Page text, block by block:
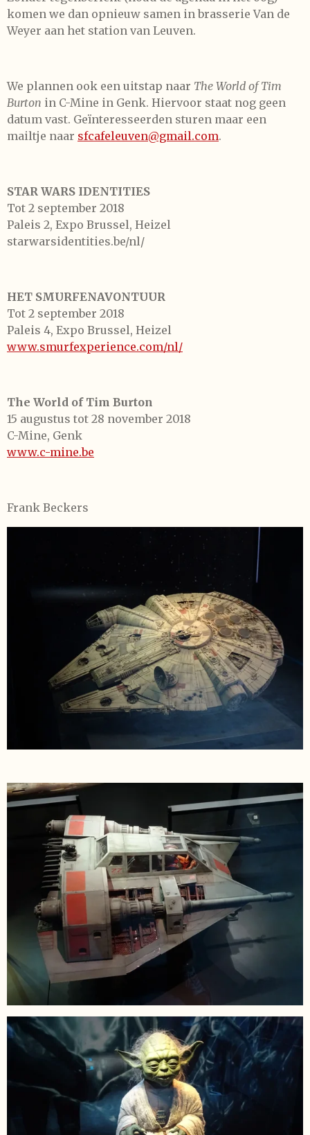
komen we dan opnieuw samen in brasserie Van de
Weyer aan het station van Leuven.
We plannen ook een uitstap naar The World of Tim
Burton in C-Mine in Genk. Hiervoor staat nog geen
datum vast. Geïnteresseerden sturen maar een
mailtje naar sfcafeleuven@gmail.com.
STAR WARS IDENTITIES
Tot 2 september 2018
Paleis 2, Expo Brussel, Heizel
starwarsidentities.be/nl/
HET SMURFENAVONTUUR
Tot 2 september 2018
Paleis 4, Expo Brussel, Heizel
www.smurfexperience.com/nl/
The World of Tim Burton
15 augustus tot 28 november 2018
C-Mine, Genk
www.c-mine.be
Frank Beckers